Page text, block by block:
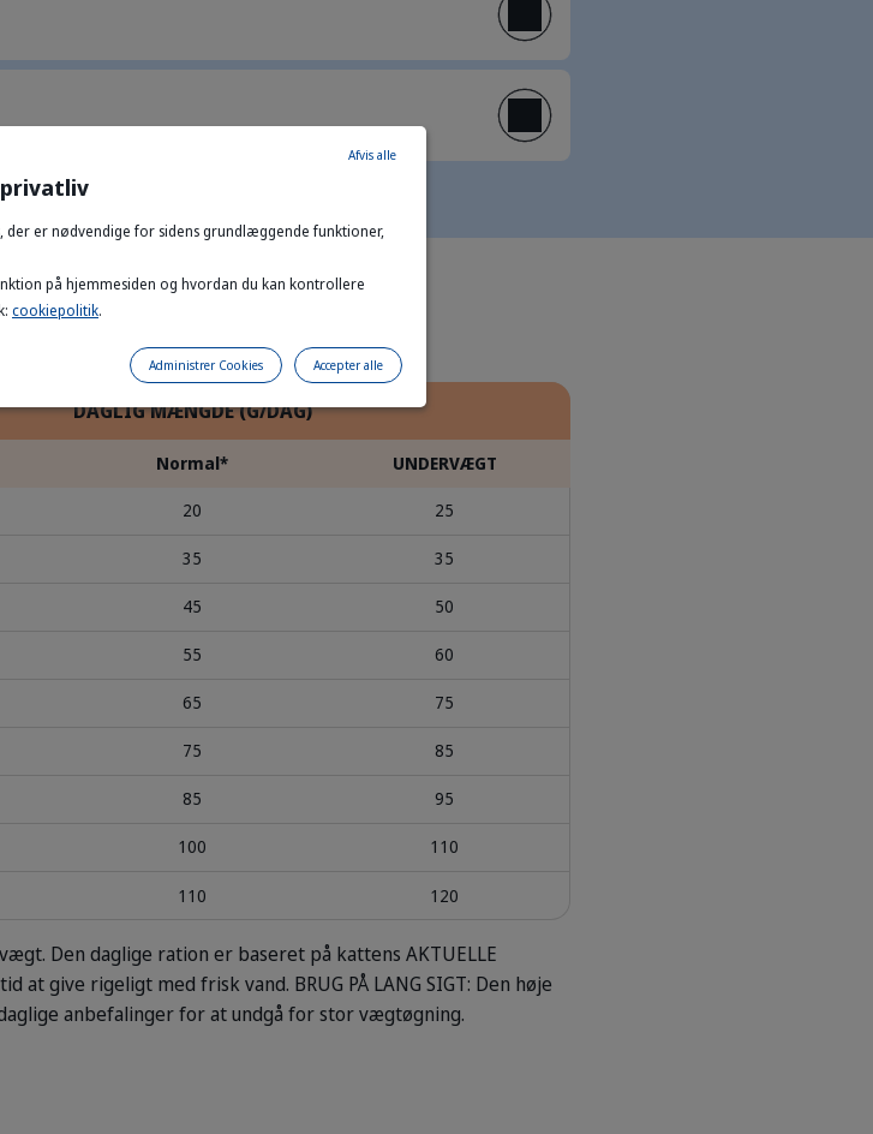
DAGLIG MÆNGDE (G/DAG)
Normal* UNDERVÆGT
20 25
35 35
45 50
55 60
65 75
75 85
85 95
100 110
110 120
Den daglige ration er baseret på kattens AKTUELLE
at give rigeligt med frisk vand. BRUG PÅ LANG SIGT: Den høje
anbefalinger for at undgå for stor vægtøgning.
der er nødvendige for sidens grundlæggende funktioner,
på hjemmesiden og hvordan du kan kontrollere
cookiepolitik.
Afvis alle
Accepter alle
Administrer Cookies